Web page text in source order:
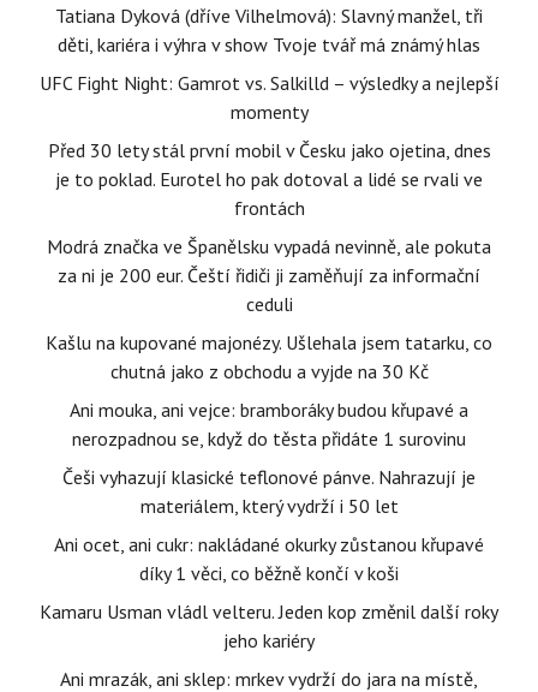
Tatiana Dyková (dříve Vilhelmová): Slavný manžel, tři
děti, kariéra i výhra v show Tvoje tvář má známý hlas
UFC Fight Night: Gamrot vs. Salkilld – výsledky a nejlepší
momenty
Před 30 lety stál první mobil v Česku jako ojetina, dnes
je to poklad. Eurotel ho pak dotoval a lidé se rvali ve
frontách
Modrá značka ve Španělsku vypadá nevinně, ale pokuta
za ni je 200 eur. Čeští řidiči ji zaměňují za informační
ceduli
Kašlu na kupované majonézy. Ušlehala jsem tatarku, co
chutná jako z obchodu a vyjde na 30 Kč
Ani mouka, ani vejce: bramboráky budou křupavé a
nerozpadnou se, když do těsta přidáte 1 surovinu
Češi vyhazují klasické teflonové pánve. Nahrazují je
materiálem, který vydrží i 50 let
Ani ocet, ani cukr: nakládané okurky zůstanou křupavé
díky 1 věci, co běžně končí v koši
Kamaru Usman vládl velteru. Jeden kop změnil další roky
jeho kariéry
Ani mrazák, ani sklep: mrkev vydrží do jara na místě,